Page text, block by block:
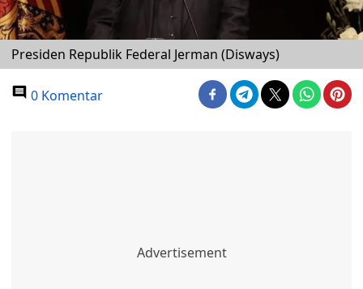
Presiden Republik Federal Jerman (Disways)
0 Komentar